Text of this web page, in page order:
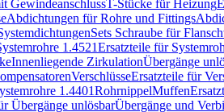
GewindeanschlussT-Stücke für Heizung
Abdichtungen für Rohre und Fittings
Sets Schraube für
1.4521Ersatzteile für
Innenliegende ZirkulationÜbergänge
VerschlüsseErsatzteile für
1.4401RohrnippelMuffen
Übergänge unlösbarÜbergänge und